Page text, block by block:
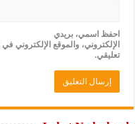
احفظ اسمي، بريدي
الإلكتروني، والموقع الإلكتروني
تعليقي.